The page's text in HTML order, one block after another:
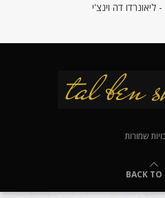
ליאונרדו דה וינצ'י
שמורות
BACK TO